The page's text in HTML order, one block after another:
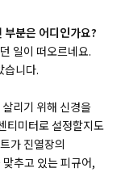
부분은 어디인가요?
일이 떠오르네요.
습니다.
리기 위해 신경을
티미터로 설정할지도
가 진열장의
추고 있는 피규어,